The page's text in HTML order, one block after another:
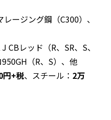
ージング鋼（C300）、
レッド（R、SR、S、
（R、S）、他
円+税、スチール： 2万